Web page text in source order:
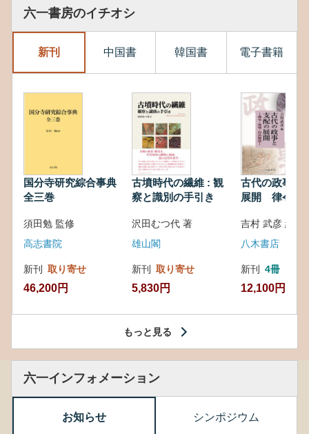
六一書房のイチオシ
新刊 中国書 韓国書 電子書籍
国分寺研究綜合事典
全三巻
須田勉 監修
高志書院
新刊 取り寄せ
46,200円
古墳時代の繊維 : 観
察と識別の手引き
沢田むつ代 著
雄山閣
新刊 取り寄せ
5,830円
古代の政事と
展開 律令・
吉村 武彦 編集
八木書店
新刊 4冊
12,100円
もっと見る
六一インフォメーション
お知らせ シンポジウム